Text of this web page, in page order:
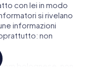
con lei in modo
si rivelano
informazioni
non
bolognese, non